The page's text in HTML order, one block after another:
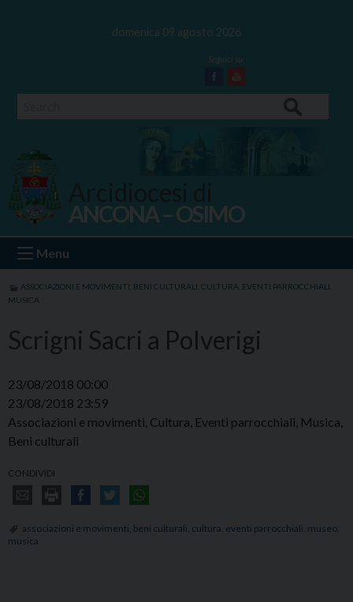
domenica 09 agosto 2026
Facebook
Youtube
Ancona Osimo
ANCONA – OSIMO
Menu
ASSOCIAZIONI E MOVIMENTI BENI CULTURALI CULTURA EVENTI PARROCCHIALI
MUSICA
Scrigni Sacri a Polverigi
23/08/2018 00:00
23/08/2018 23:59
Associazioni e movimenti, Cultura, Eventi parrocchiali, Musica,
Beni culturali
CONDIVIDI
associazioni e movimenti beni culturali cultura eventi parrocchiali museo
musica